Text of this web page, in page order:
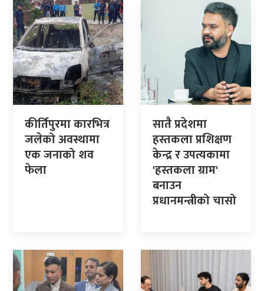
कीर्तिपुरमा कारभित्र
जलेको अवस्थामा
एक जनाको शव
फेला
सातै प्रदेशमा
हस्तकला प्रशिक्षण
केन्द्र र उपत्यकामा
'हस्तकला ग्राम'
बनाउन
प्रधानमन्त्रीको चासो